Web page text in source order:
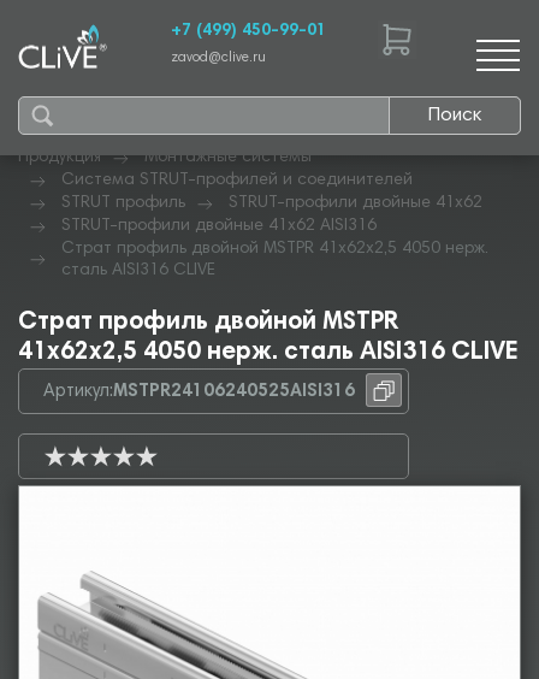
Поиск
+7 (499) 450-99-01
zavod@clive.ru
Продукция
Монтажные системы
Система STRUT-профилей и соединителей
STRUT профиль
STRUT-профили двойные 41х62
STRUT-профили двойные 41х62 AISI316
Страт профиль двойной MSTPR 41х62х2,5 4050 нерж.
сталь AISI316 CLIVE
Страт профиль двойной MSTPR
41х62х2,5 4050 нерж. сталь AISI316 CLIVE
Артикул:MSTPR24106240525AISI316